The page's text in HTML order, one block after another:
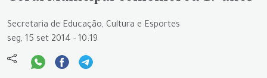
Secretaria de Educação, Cultura e Esportes
seg, 15 set 2014 - 10:19